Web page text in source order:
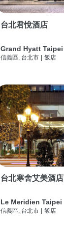
台北君悅酒店
Grand Hyatt Taipei
信義區, 台北市 飯店
台北寒舍艾美酒店
Le Meridien Taipei
信義區, 台北市 | 飯店